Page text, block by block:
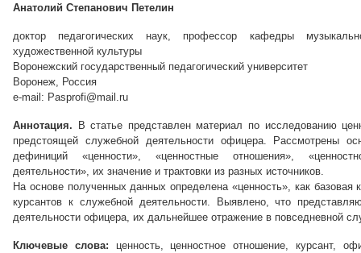
Анатолий Степанович Петелин
доктор педагогических наук, профессор кафедры
художественной культуры
Воронежский государственный педагогический университет
Воронеж, Россия
e-mail: Pasprofi@mail.ru
Аннотация.
В статье представлен материал по исследованию
предстоящей служебной деятельности офицера. Рассмотрены
дефиниций «ценности», «ценностные отношения»,
деятельности», их значение и трактовки из разных источников.
На основе полученных данных определена «ценность», как базовая
курсантов к служебной деятельности. Выявлено, что
деятельности офицера, их дальнейшее отражение в повседневной
Ключевые слова: ценность, ценностное отношение, курсант,